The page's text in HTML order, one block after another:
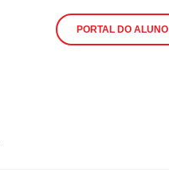
PORTAL DO ALUNO